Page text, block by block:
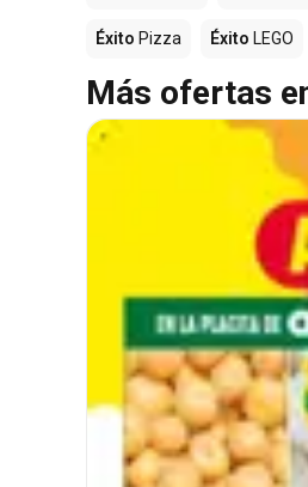
Éxito Pizza Éxito LEGO
Más ofertas